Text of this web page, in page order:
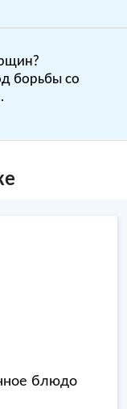
борьбы со
блюдо